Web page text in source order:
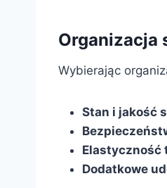
Organizacja
Wybierając
Stan i jakość
Elastyczność
Dodatkowe